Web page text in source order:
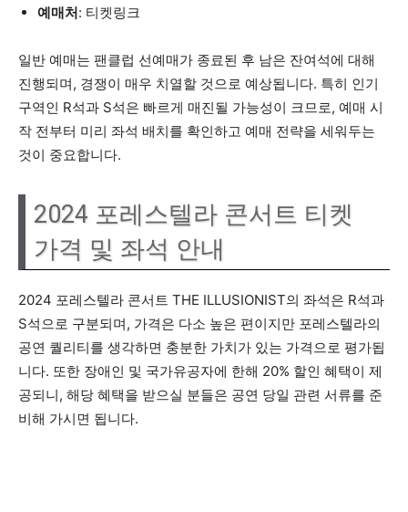
예매처: 티켓링크
일반 예매는 팬클럽 선예매가 종료된 후 남은 잔여석에 대해
진행되며, 경쟁이 매우 치열할 것으로 예상됩니다. 특히 인기
구역인 R석과 S석은 빠르게 매진될 가능성이 크므로, 예매 시
작 전부터 미리 좌석 배치를 확인하고 예매 전략을 세워두는
것이 중요합니다.
2024 포레스텔라 콘서트 티켓
가격 및 좌석 안내
2024 포레스텔라 콘서트 THE ILLUSIONIST의 좌석은 R석과
S석으로 구분되며, 가격은 다소 높은 편이지만 포레스텔라의
공연 퀄리티를 생각하면 충분한 가치가 있는 가격으로 평가됩
니다. 또한 장애인 및 국가유공자에 한해 20% 할인 혜택이 제
공되니, 해당 혜택을 받으실 분들은 공연 당일 관련 서류를 준
비해 가시면 됩니다.